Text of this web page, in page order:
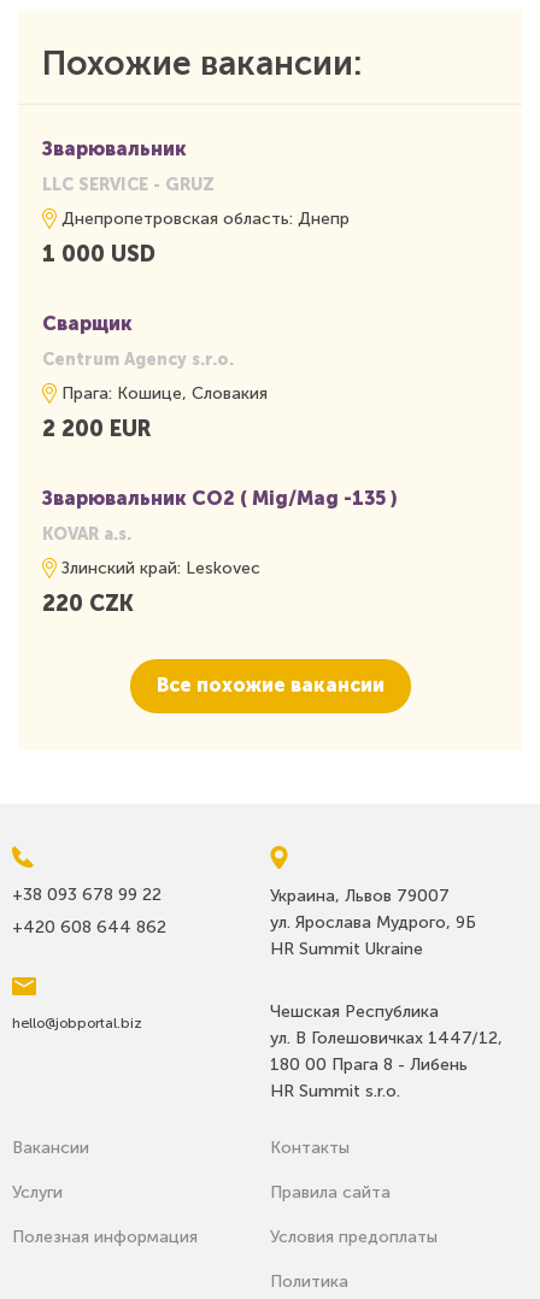
Похожие вакансии:
Зварювальник
LLC SERVICE - GRUZ
Днепропетровская область: Днепр
1 000 USD
Сварщик
Centrum Agency s.r.o.
Прага: Кошице, Словакия
2 200 EUR
Зварювальник СО2 ( Mig/Mag -135 )
KOVAR a.s.
Злинский край: Leskovec
220 CZK
Все похожие вакансии
Украина, Львов 79007
ул. Ярослава Мудрого, 9Б
HR Summit Ukraine
Чешская Республика
ул. В Голешовичках 1447/12,
180 00 Прага 8 - Либень
HR Summit s.r.o.
+38 093 678 99 22
+420 608 644 862
hello@jobportal.biz
Вакансии
Услуги
Полезная информация
Контакты
Правила сайта
Условия предоплаты
Политика